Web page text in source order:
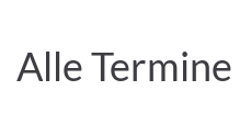
Alle Termine